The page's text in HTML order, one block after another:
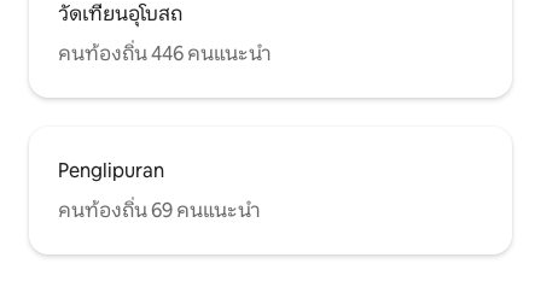
วัดเทียนอุโบสถ
คนท้องถิ่น 446 คนแนะนำ
Penglipuran
คนท้องถิ่น 69 คนแนะนำ